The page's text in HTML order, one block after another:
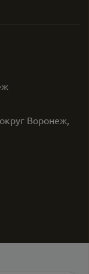
Воронеж,